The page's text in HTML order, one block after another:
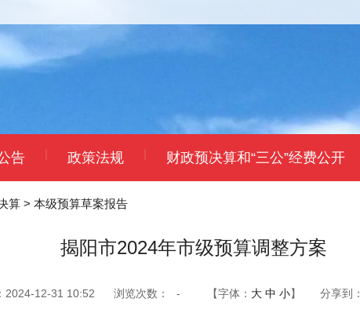
告 | 政策法规 | 财政预决算和“三公”经费公开
算 > 本级预算草案报告
揭阳市2024年市级预算调整方案
2024-12-31 10:52 浏览次数： - 【字体： 大 中 小】 分享到：